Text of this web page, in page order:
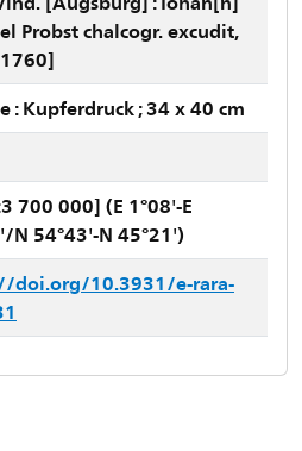
Probst chalcogr. excudit,
: Kupferdruck ; 34 x 40 cm
700 000] (E 1°08'-E
N 54°43'-N 45°21')
doi.org/10.3931/e-rara-